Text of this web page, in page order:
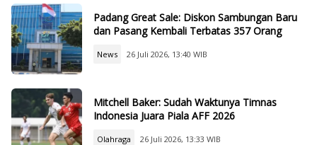
Padang Great Sale: Diskon Sambungan Baru
dan Pasang Kembali Terbatas 357 Orang
News 26 Juli 2026, 13:40 WIB
Mitchell Baker: Sudah Waktunya Timnas
Indonesia Juara Piala AFF 2026
Olahraga 26 Juli 2026, 13:33 WIB